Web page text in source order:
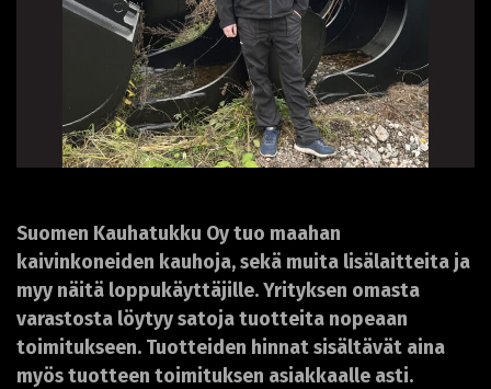
Suomen Kauhatukku Oy tuo maahan
kaivinkoneiden kauhoja, sekä muita lisälaitteita ja
myy näitä loppukäyttäjille. Yrityksen omasta
varastosta löytyy satoja tuotteita nopeaan
toimitukseen. Tuotteiden hinnat sisältävät aina
myös tuotteen toimituksen asiakkaalle asti.